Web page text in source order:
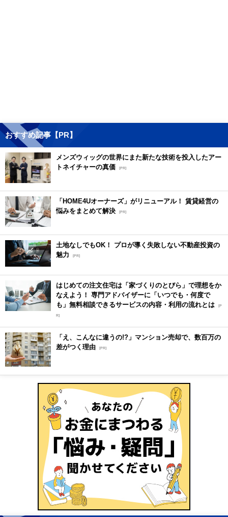
おすすめ記事【PR】
メンズウィッグの世界にまた新たな技術を投入したアー
トネイチャーの真価 [PR]
「HOME4Uオーナーズ」がリニューアル！ 賃貸経営の
悩みをまとめて解決 [PR]
土地なしでもOK！ プロが導く失敗しない不動産投資の
魅力
[PR]
はじめての注文住宅は「家づくりのとびら」で理想をか
なえよう！ 専門アドバイザーに「いつでも・何度で
も」無料相談できるサービスの内容・利用の流れとは [P
R]
「え、こんなに違うの!?」マンション売却で、数百万の
差がつく理由 [PR]